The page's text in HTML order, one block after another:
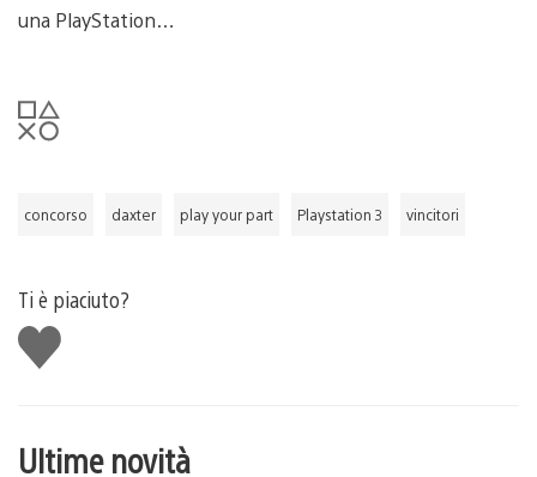
una PlayStation…
concorso daxter play your part Playstation 3 vincitori
Ti è piaciuto?
Mi
piace
Ultime novità